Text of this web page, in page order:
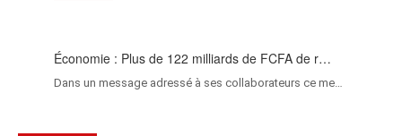
Économie : Plus de 122 milliards de FCFA de r…
Dans un message adressé à ses collaborateurs ce me…